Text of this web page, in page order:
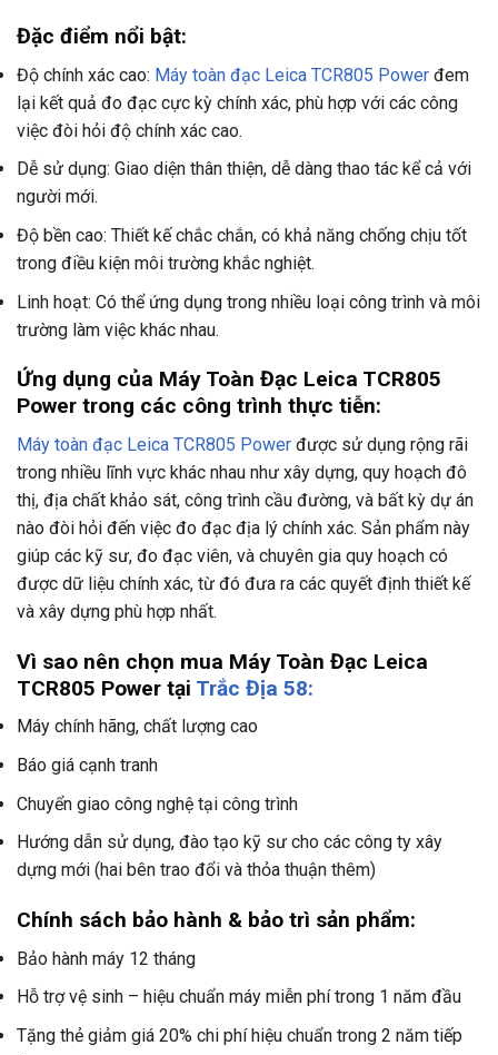
Đặc điểm nổi bật:
Độ chính xác cao: Máy toàn đạc Leica TCR805 Power đem
lại kết quả đo đạc cực kỳ chính xác, phù hợp với các công
việc đòi hỏi độ chính xác cao.
Dễ sử dụng: Giao diện thân thiện, dễ dàng thao tác kể cả với
người mới.
Độ bền cao: Thiết kế chắc chắn, có khả năng chống chịu tốt
trong điều kiện môi trường khắc nghiệt.
Linh hoạt: Có thể ứng dụng trong nhiều loại công trình và môi
trường làm việc khác nhau.
Ứng dụng của Máy Toàn Đạc Leica TCR805
Power trong các công trình thực tiễn:
Máy toàn đạc Leica TCR805 Power được sử dụng rộng rãi
trong nhiều lĩnh vực khác nhau như xây dựng, quy hoạch đô
thị, địa chất khảo sát, công trình cầu đường, và bất kỳ dự án
nào đòi hỏi đến việc đo đạc địa lý chính xác. Sản phẩm này
giúp các kỹ sư, đo đạc viên, và chuyên gia quy hoạch có
được dữ liệu chính xác, từ đó đưa ra các quyết định thiết kế
và xây dựng phù hợp nhất.
Vì sao nên chọn mua Máy Toàn Đạc Leica
TCR805 Power tại Trắc Địa 58:
Máy chính hãng, chất lượng cao
Báo giá cạnh tranh
Chuyển giao công nghệ tại công trình
Hướng dẫn sử dụng, đào tạo kỹ sư cho các công ty xây
dựng mới (hai bên trao đổi và thỏa thuận thêm)
Chính sách bảo hành & bảo trì sản phẩm:
Bảo hành máy 12 tháng
Hỗ trợ vệ sinh – hiệu chuẩn máy miễn phí trong 1 năm đầu
Tặng thẻ giảm giá 20% chi phí hiệu chuẩn trong 2 năm tiếp